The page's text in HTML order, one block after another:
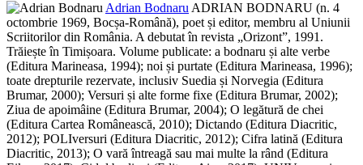
Adrian Bodnaru ADRIAN BODNARU (n. 4
octombrie 1969, Bocșa-Română), poet și editor, membru al Uniunii
Scriitorilor din România. A debutat în revista „Orizont”, 1991.
Trăiește în Timișoara. Volume publicate: a bodnaru și alte verbe
(Editura Marineasa, 1994); noi și purtate (Editura Marineasa, 1996);
toate drepturile rezervate, inclusiv Suedia și Norvegia (Editura
Brumar, 2000); Versuri și alte forme fixe (Editura Brumar, 2002);
Ziua de apoimâine (Editura Brumar, 2004); O legătură de chei
(Editura Cartea Românească, 2010); Dictando (Editura Diacritic,
2012); POLIversuri (Editura Diacritic, 2012); Cifra latină (Editura
Diacritic, 2013); O vară întreagă sau mai multe la rând (Editura